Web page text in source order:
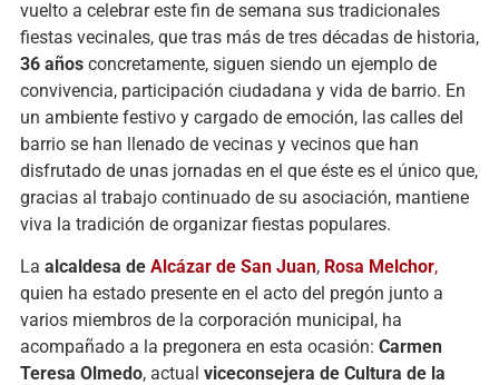
vuelto a celebrar este fin de semana sus tradicionales
fiestas vecinales, que tras más de tres décadas de historia,
36 añosconcretamente, siguen siendo un ejemplo de
convivencia, participación ciudadana y vida de barrio. En
un ambiente festivo y cargado de emoción, las calles del
barrio se han llenado de vecinas y vecinos que han
disfrutado de unas jornadas en el que éste es el único que,
gracias al trabajo continuado de su asociación, mantiene
viva la tradición de organizar fiestas populares.
La alcaldesa de Alcázar de San Juan, Rosa Melchor,
quien ha estado presente en el acto del pregón junto a
varios miembros de la corporación municipal, ha
acompañado a la pregonera en esta ocasión: Carmen
Teresa Olmedo, actual viceconsejera de Cultura de la